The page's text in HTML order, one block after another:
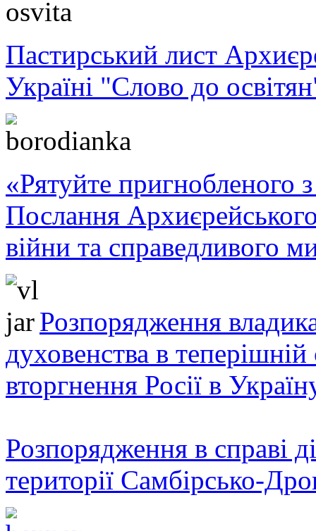
Пастирський лист
Україні "Слово до
«Рятуйте пригнобленого
Послання
війни та справедливого
Розпорядження
духовенства в теперішній
вторгнення Росії в
Розпорядження в справі
території Самбірсько-